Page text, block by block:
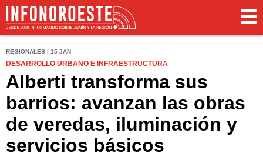
REGIONALES | 15 JAN
DESARROLLO URBANO E INFRAESTRUCTURA
Alberti transforma sus
barrios: avanzan las obras
de veredas, iluminación y
servicios básicos